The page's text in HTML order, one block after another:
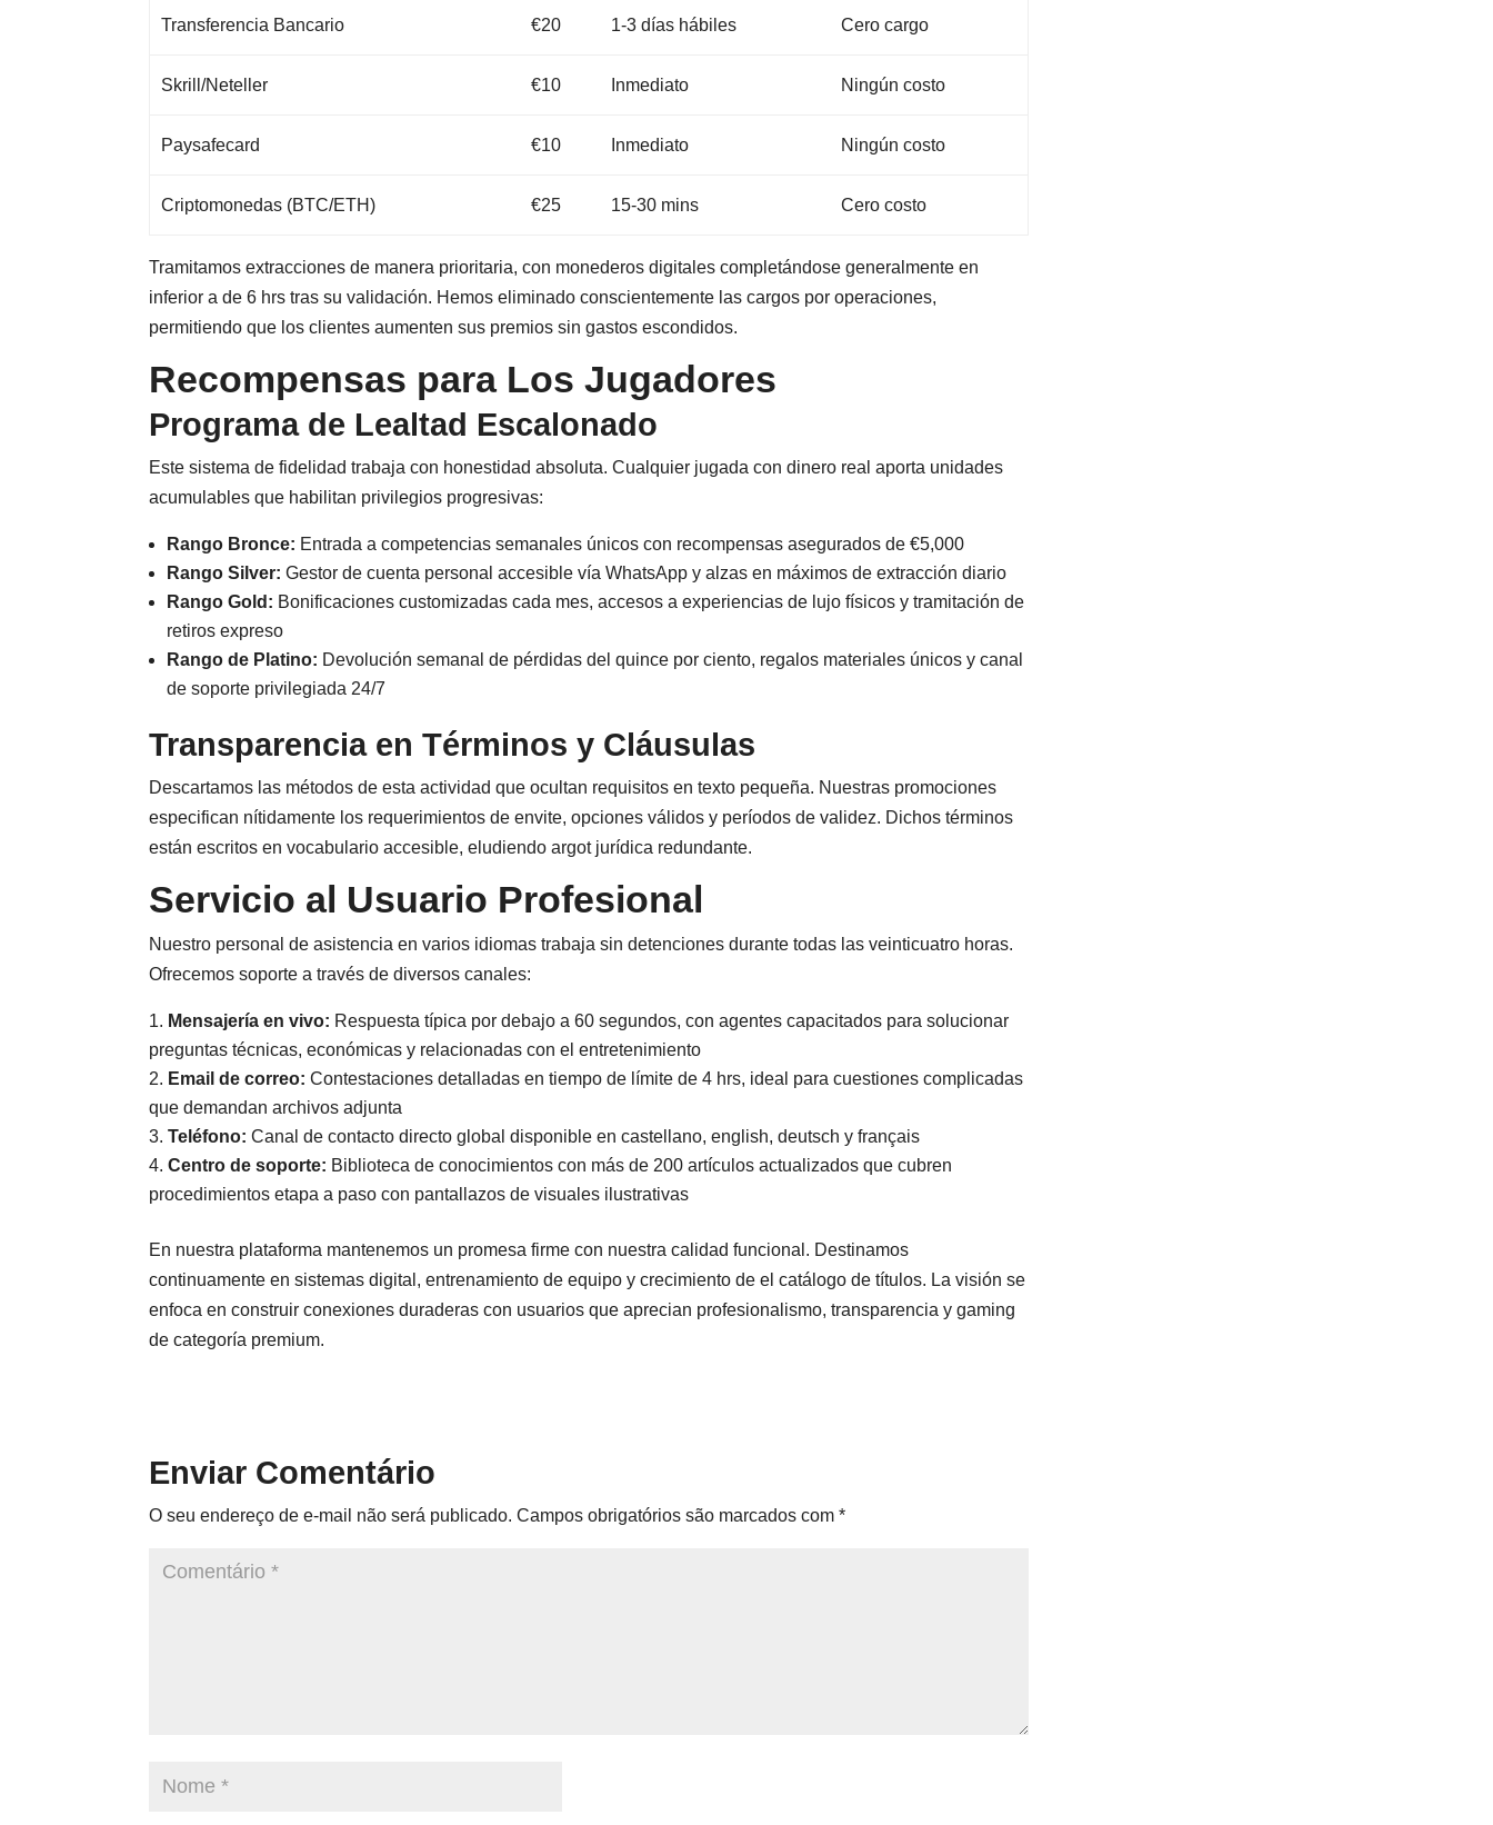
Transferencia Bancario €20 1-3 días hábiles Cero cargo
Skrill/Neteller €10 Inmediato Ningún costo
Paysafecard €10 Inmediato Ningún costo
Criptomonedas (BTC/ETH) €25 15-30 mins Cero costo
Tramitamos extracciones de manera prioritaria, con monederos digitales completándose generalmente en
inferior a de 6 hrs tras su validación. Hemos eliminado conscientemente las cargos por operaciones,
permitiendo que los clientes aumenten sus premios sin gastos escondidos.
Recompensas para Los Jugadores
Programa de Lealtad Escalonado
Este sistema de fidelidad trabaja con honestidad absoluta. Cualquier jugada con dinero real aporta unidades
acumulables que habilitan privilegios progresivas:
Rango Bronce: Entrada a competencias semanales únicos con recompensas asegurados de €5,000
Rango Silver: Gestor de cuenta personal accesible vía WhatsApp y alzas en máximos de extracción diario
Rango Gold: Bonificaciones customizadas cada mes, accesos a experiencias de lujo físicos y tramitación de
retiros expreso
Rango de Platino: Devolución semanal de pérdidas del quince por ciento, regalos materiales únicos y canal
de soporte privilegiada 24/7
Transparencia en Términos y Cláusulas
Descartamos las métodos de esta actividad que ocultan requisitos en texto pequeña. Nuestras promociones
especifican nítidamente los requerimientos de envite, opciones válidos y períodos de validez. Dichos términos
están escritos en vocabulario accesible, eludiendo argot jurídica redundante.
Servicio al Usuario Profesional
Nuestro personal de asistencia en varios idiomas trabaja sin detenciones durante todas las veinticuatro horas.
Ofrecemos soporte a través de diversos canales:
Mensajería en vivo: Respuesta típica por debajo a 60 segundos, con agentes capacitados para solucionar
preguntas técnicas, económicas y relacionadas con el entretenimiento
Email de correo: Contestaciones detalladas en tiempo de límite de 4 hrs, ideal para cuestiones complicadas
que demandan archivos adjunta
Teléfono: Canal de contacto directo global disponible en castellano, english, deutsch y français
Centro de soporte: Biblioteca de conocimientos con más de 200 artículos actualizados que cubren
procedimientos etapa a paso con pantallazos de visuales ilustrativas
En nuestra plataforma mantenemos un promesa firme con nuestra calidad funcional. Destinamos
continuamente en sistemas digital, entrenamiento de equipo y crecimiento de el catálogo de títulos. La visión se
enfoca en construir conexiones duraderas con usuarios que aprecian profesionalismo, transparencia y gaming
de categoría premium.
Enviar Comentário
O seu endereço de e-mail não será publicado. Campos obrigatórios são marcados com*